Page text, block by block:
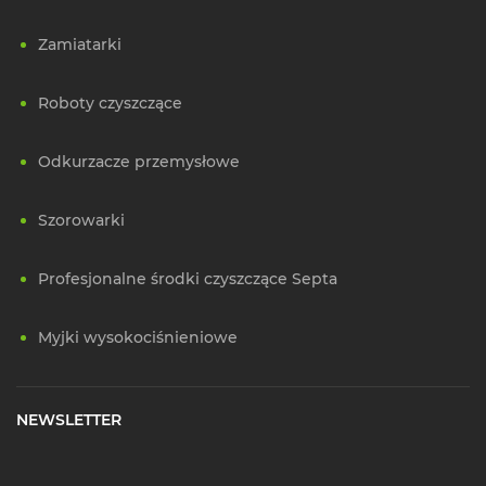
Zamiatarki
Roboty czyszczące
Odkurzacze przemysłowe
Szorowarki
Profesjonalne środki czyszczące Septa
Myjki wysokociśnieniowe
NEWSLETTER